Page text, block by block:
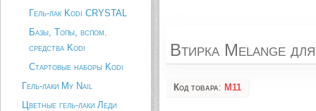
Гель-лак Kodi CRYSTAL
Базы, Топы, вспом.
средства Kodi
Стартовые наборы Kodi
Гель-лаки My Nail
Цветные гель-лаки Леди
Втирка Melange
Код товара: M11